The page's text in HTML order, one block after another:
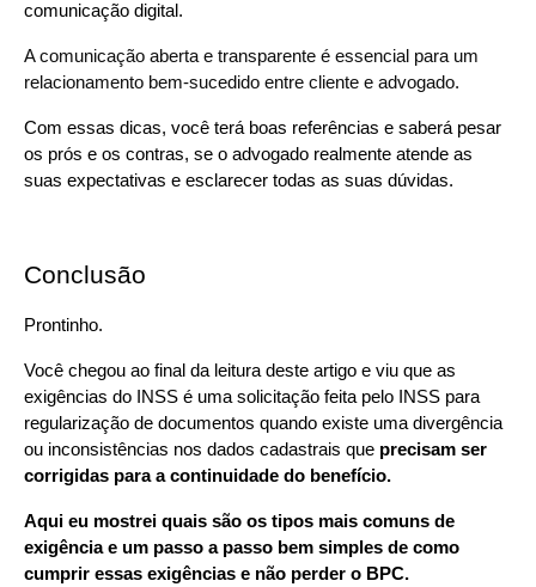
comunicação digital.
A comunicação aberta e transparente é essencial para um
relacionamento bem-sucedido entre cliente e advogado.
Com essas dicas, você terá boas referências e saberá pesar
os prós e os contras, se o advogado realmente atende as
suas expectativas e esclarecer todas as suas dúvidas.
Conclusão
Prontinho.
Você chegou ao final da leitura deste artigo e viu que as
exigências do INSS é uma solicitação feita pelo INSS para
regularização de documentos quando existe uma divergência
ou inconsistências nos dados cadastrais que precisam ser
corrigidas para a continuidade do benefício.
Aqui eu mostrei quais são os tipos mais comuns de
exigência e um passo a passo bem simples de como
cumprir essas exigências e não perder o BPC.